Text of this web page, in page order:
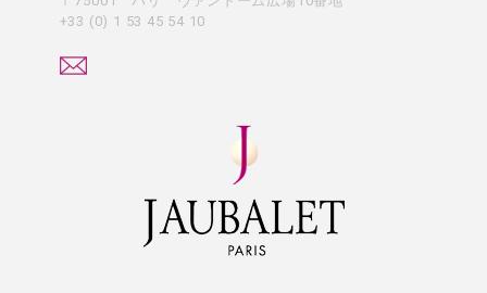
+33 (0) 1 53 45 54 10